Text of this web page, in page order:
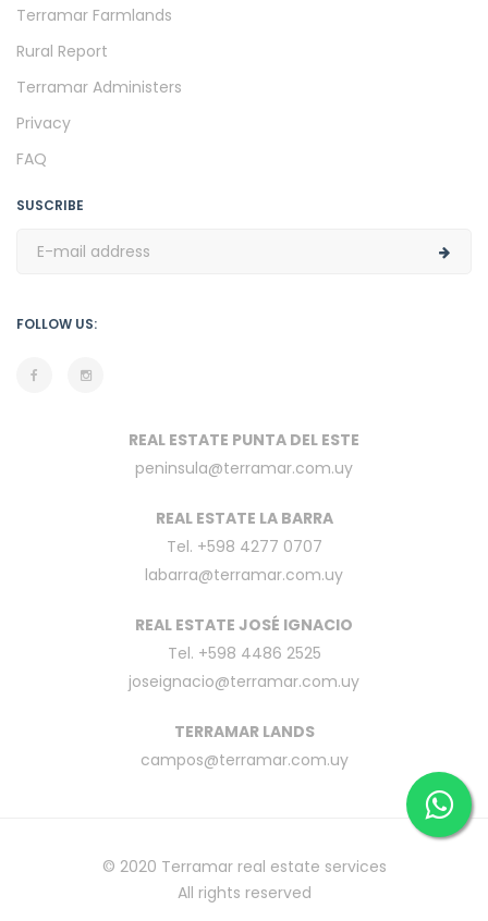
Terramar Farmlands
Rural Report
Terramar Administers
Privacy
FAQ
SUSCRIBE
FOLLOW US:
REAL ESTATE PUNTA DEL ESTE
peninsula@terramar.com.uy
REAL ESTATE LA BARRA
Tel. +598 4277 0707
labarra@terramar.com.uy
REAL ESTATE JOSÉ IGNACIO
Tel. +598 4486 2525
joseignacio@terramar.com.uy
TERRAMAR LANDS
campos@terramar.com.uy
© 2020 Terramar real estate services
All rights reserved